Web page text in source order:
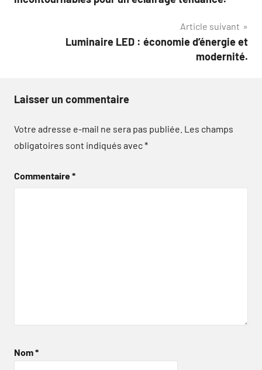
Article suivant
Luminaire LED : économie d’énergie et
modernité.
Laisser un commentaire
Votre adresse e-mail ne sera pas publiée. Les champs
obligatoires sont indiqués avec*
Commentaire*
Nom*